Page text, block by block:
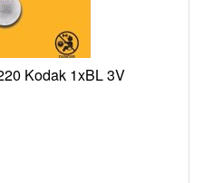
Kodak 1xBL 3V